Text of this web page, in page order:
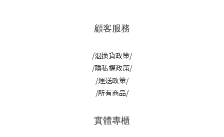
顧客服務
/退換貨政策/
/隱私權政策/
/運送政策/
/所有商品/
實體專櫃